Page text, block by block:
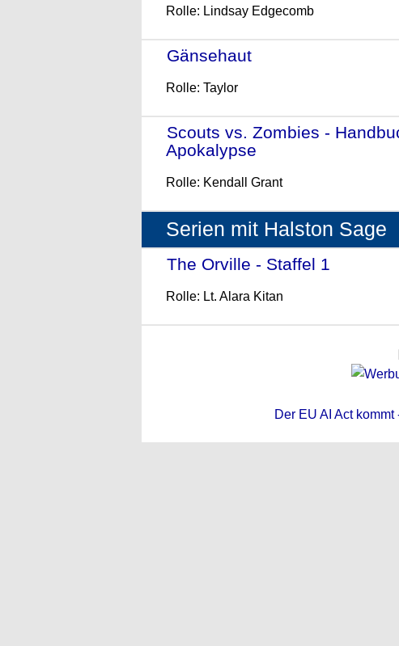
Rolle: Lindsay Edgecomb
Gänsehaut
Rolle: Taylor
Scouts vs. Zombies -
Apokalypse
Rolle: Kendall Grant
Serien mit Halston Sage
The Orville - Staffel 1
Rolle: Lt. Alara Kitan
Der EU AI Act